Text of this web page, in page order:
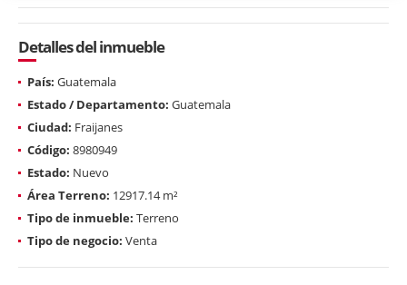
Detalles del inmueble
País: Guatemala
Estado / Departamento: Guatemala
Ciudad: Fraijanes
Código: 8980949
Estado: Nuevo
Área Terreno: 12917.14 m²
Tipo de inmueble: Terreno
Tipo de negocio: Venta